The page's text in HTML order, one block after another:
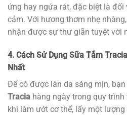
ứng hay ngứa rát, đặc biệt là
cảm. Với hương thơm nhẹ
nhận được sự thư giãn tuyệt vời
4. Cách Sử Dụng Sữa Tắm
Nhất
Để có được làn da sáng mịn,
Tracia hàng ngày trong quy
khi làm ướt cơ thể, lấy một